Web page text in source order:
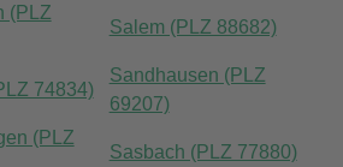
(PLZ
Salem (PLZ 88682)
74834)
Sandhausen (PLZ
69207)
(PLZ
Sasbach (PLZ 77880)